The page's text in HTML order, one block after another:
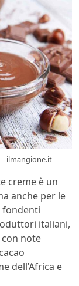
ilmangione.it
creme è un
anche per le
fondenti
italiani,
note
dell’Africa e